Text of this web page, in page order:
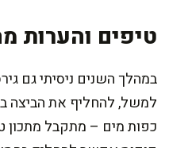
טיפים והערות
במהלך השנים ניסיתי גם
כפות מים – מתקבל מתכון